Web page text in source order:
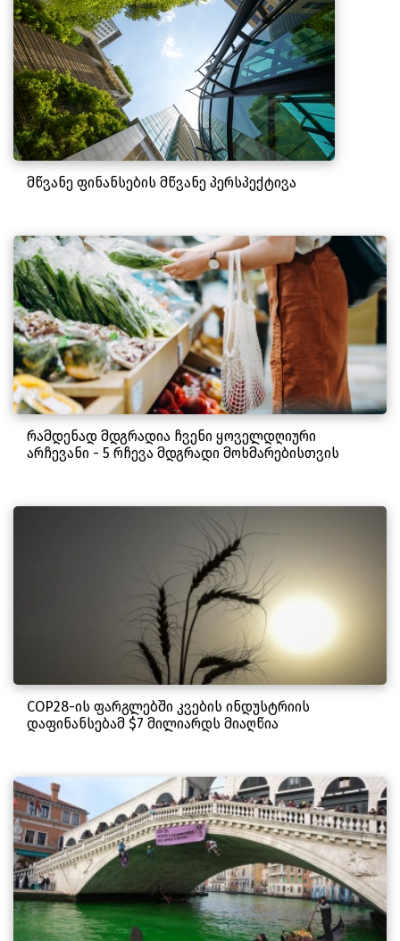
მწვანე ფინანსების მწვანე პერსპექტივა
რამდენად მდგრადია ჩვენი ყოველდღიური
არჩევანი - 5 რჩევა მდგრადი მოხმარებისთვის
COP28-ის ფარგლებში კვების ინდუსტრიის
დაფინანსებამ $7 მილიარდს მიაღწია